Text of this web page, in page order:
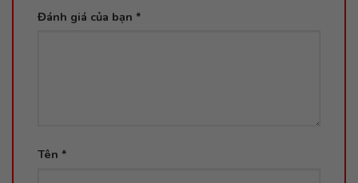
Đánh giá của bạn *
Tên *